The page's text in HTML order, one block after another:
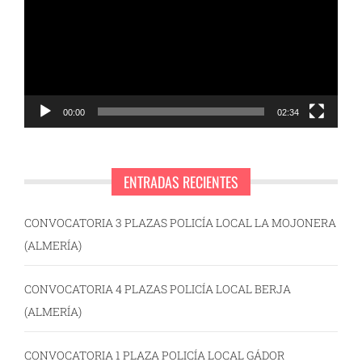
00:00 02:34
ENTRADAS RECIENTES
CONVOCATORIA 3 PLAZAS POLICÍA LOCAL LA MOJONERA
(ALMERÍA)
CONVOCATORIA 4 PLAZAS POLICÍA LOCAL BERJA
(ALMERÍA)
CONVOCATORIA 1 PLAZA POLICÍA LOCAL GÁDOR